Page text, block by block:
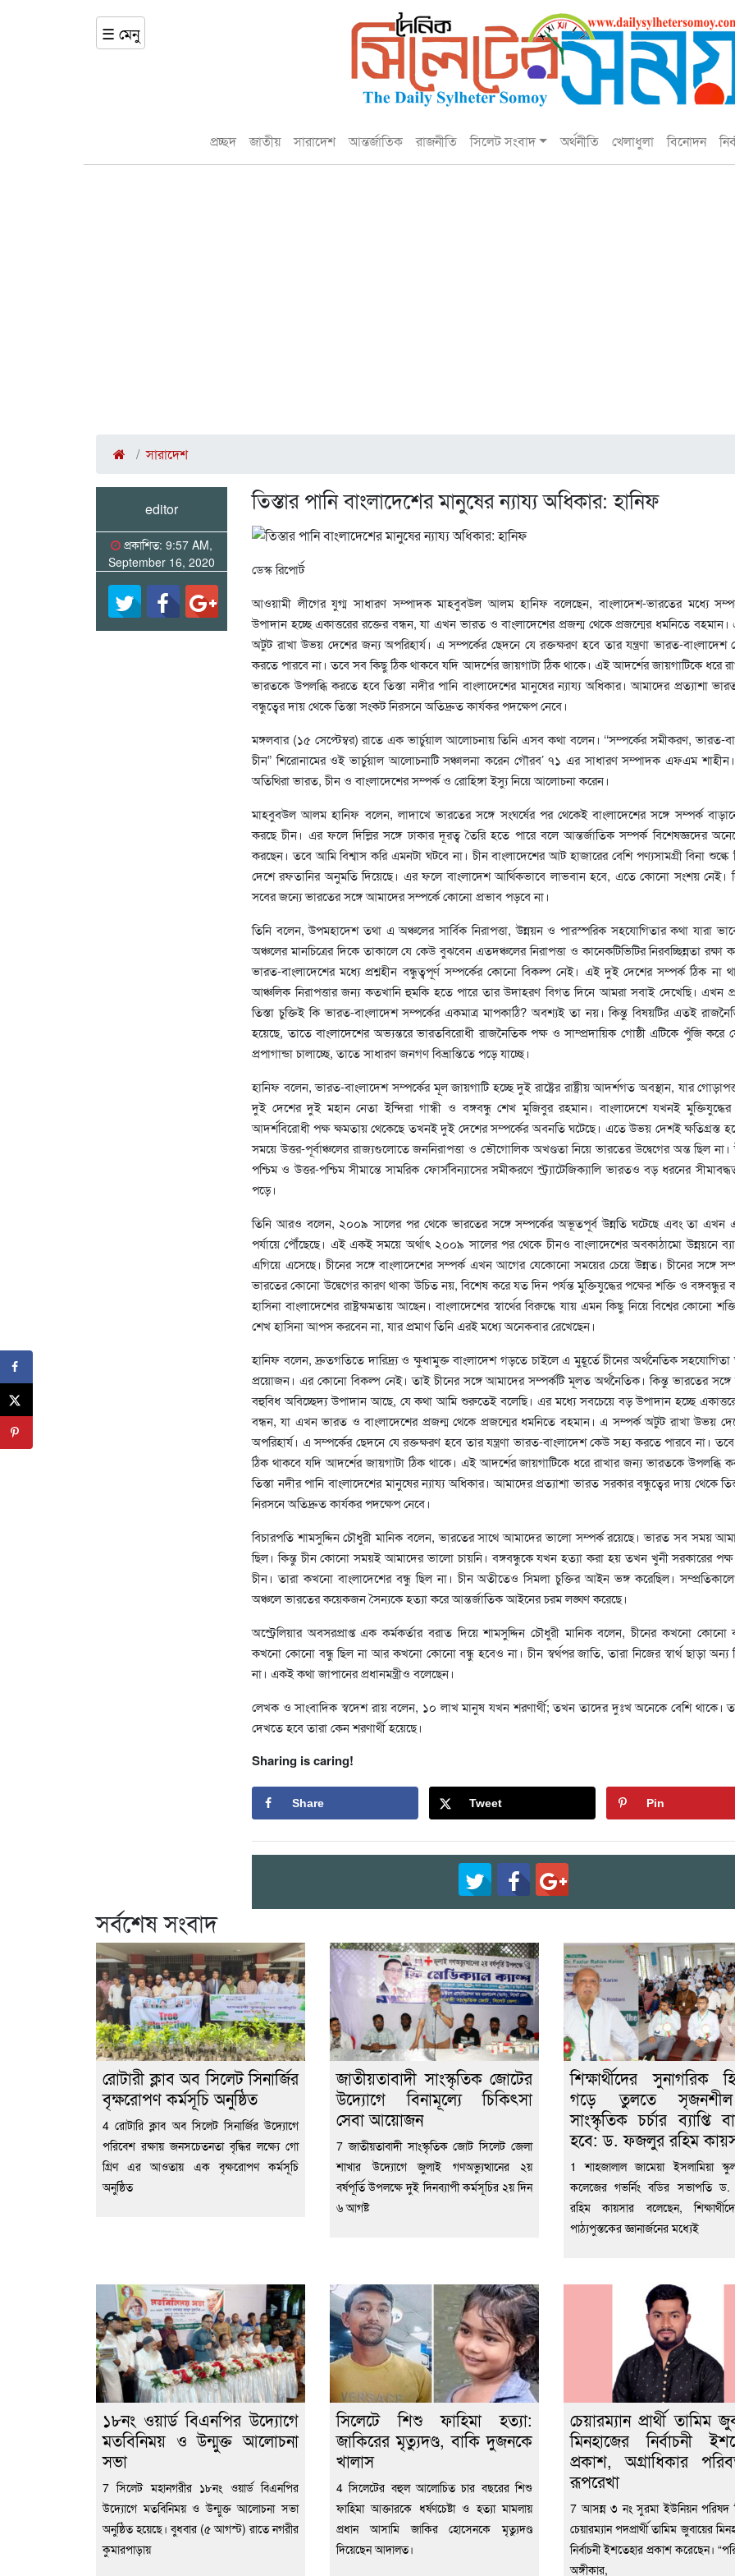
☰ মেনু
প্রচ্ছদ জাতীয় সারাদেশ আন্তর্জাতিক রাজনীতি সিলেট সংবাদ অর্থনীতি খেলাধুলা বিনোদন
সারাদেশ
editor
প্রকাশিত: 9:57 AM,
September 16, 2020
তিস্তার পানি বাংলাদেশের মানুষের ন্যায্য অধিকার: হানিফ
ডেস্ক রিপোর্ট
আওয়ামী লীগের যুগ্ম সাধারণ সম্পাদক মাহবুবউল আলম হানিফ বলেছেন, বাংলাদেশ-ভারতের মধ্যে
উপাদান হচ্ছে একাত্তরের রক্তের বন্ধন, যা এখন ভারত ও বাংলাদেশের প্রজন্ম থেকে প্রজন্মের ধমনিতে
অটুট রাখা উভয় দেশের জন্য অপরিহার্য। এ সম্পর্কের ছেদনে যে রক্তক্ষরণ হবে তার যন্ত্রণা ভারত-বাংলাদেশ
করতে পারবে না। তবে সব কিছু ঠিক থাকবে যদি আদর্শের জায়গাটা ঠিক থাকে। এই আদর্শের জায়গাটিকে ধরে
ভারতকে উপলব্ধি করতে হবে তিস্তা নদীর পানি বাংলাদেশের মানুষের ন্যায্য অধিকার। আমাদের প্রত্যাশা
বন্ধুত্বের দায় থেকে তিস্তা সংকট নিরসনে অতিদ্রুত কার্যকর পদক্ষেপ নেবে।
মঙ্গলবার (১৫ সেপ্টেম্বর) রাতে এক ভার্চুয়াল আলোচনায় তিনি এসব কথা বলেন। ‘‘সম্পর্কের সমীকরণ, ভারত-
চীন” শিরোনামের ওই ভার্চুয়াল আলোচনাটি সঞ্চালনা করেন গৌরব’ ৭১ এর সাধারণ সম্পাদক এফএম
অতিথিরা ভারত, চীন ও বাংলাদেশের সম্পর্ক ও রোহিঙ্গা ইস্যু নিয়ে আলোচনা করেন।
মাহবুবউল আলম হানিফ বলেন, লাদাখে ভারতের সঙ্গে সংঘর্ষের পর থেকেই বাংলাদেশের সঙ্গে সম্পর্ক
করছে চীন। এর ফলে দিল্লির সঙ্গে ঢাকার দূরত্ব তৈরি হতে পারে বলে আন্তর্জাতিক সম্পর্ক বিশেষজ্ঞদের
করছেন। তবে আমি বিশ্বাস করি এমনটা ঘটবে না। চীন বাংলাদেশের আট হাজারের বেশি পণ্যসামগ্রী বিনা শুল্কে
দেশে রফতানির অনুমতি দিয়েছে। এর ফলে বাংলাদেশ আর্থিকভাবে লাভবান হবে, এতে কোনো সংশয় নেই।
সবের জন্যে ভারতের সঙ্গে আমাদের সম্পর্কে কোনো প্রভাব পড়বে না।
তিনি বলেন, উপমহাদেশ তথা এ অঞ্চলের সার্বিক নিরাপত্তা, উন্নয়ন ও পারস্পরিক সহযোগিতার কথা যারা
অঞ্চলের মানচিত্রের দিকে তাকালে যে কেউ বুঝবেন এতদঞ্চলের নিরাপত্তা ও কানেকটিভিটির নিরবচ্ছিন্নতা রক্ষা
ভারত-বাংলাদেশের মধ্যে প্রশ্নহীন বন্ধুত্বপূর্ণ সম্পর্কের কোনো বিকল্প নেই। এই দুই দেশের সম্পর্ক ঠিক না
আঞ্চলিক নিরাপত্তার জন্য কতখানি হুমকি হতে পারে তার উদাহরণ বিগত দিনে আমরা সবাই দেখেছি। এখন
তিস্তা চুক্তিই কি ভারত-বাংলাদেশ সম্পর্কের একমাত্র মাপকাঠি? অবশ্যই তা নয়। কিন্তু বিষয়টির এতই
হয়েছে, তাতে বাংলাদেশের অভ্যন্তরে ভারতবিরোধী রাজনৈতিক পক্ষ ও সাম্প্রদায়িক গোষ্ঠী এটিকে পুঁজি করে
প্রপাগান্ডা চালাচ্ছে, তাতে সাধারণ জনগণ বিভ্রান্তিতে পড়ে যাচ্ছে।
হানিফ বলেন, ভারত-বাংলাদেশ সম্পর্কের মূল জায়গাটি হচ্ছে দুই রাষ্ট্রের রাষ্ট্রীয় আদর্শগত অবস্থান, যার
দুই দেশের দুই মহান নেতা ইন্দিরা গান্ধী ও বঙ্গবন্ধু শেখ মুজিবুর রহমান। বাংলাদেশে যখনই
আদর্শবিরোধী পক্ষ ক্ষমতায় থেকেছে তখনই দুই দেশের সম্পর্কের অবনতি ঘটেছে। এতে উভয় দেশই ক্ষতিগ্রস্ত
সময়ে উত্তর-পূর্বাঞ্চলের রাজ্যগুলোতে জননিরাপত্তা ও ভৌগোলিক অখণ্ডতা নিয়ে ভারতের উদ্বেগের অন্ত ছিল না।
পশ্চিম ও উত্তর-পশ্চিম সীমান্তে সামরিক ফোর্সবিন্যাসের সমীকরণে স্ট্র্যাটেজিক্যালি ভারতও বড় ধরনের
পড়ে।
তিনি আরও বলেন, ২০০৯ সালের পর থেকে ভারতের সঙ্গে সম্পর্কের অভূতপূর্ব উন্নতি ঘটেছে এবং তা এখন
পর্যায়ে পৌঁছেছে। এই একই সময়ে অর্থাৎ ২০০৯ সালের পর থেকে চীনও বাংলাদেশের অবকাঠামো উন্নয়নে
এগিয়ে এসেছে। চীনের সঙ্গে বাংলাদেশের সম্পর্ক এখন আগের যেকোনো সময়ের চেয়ে উন্নত। চীনের সঙ্গে
ভারতের কোনো উদ্বেগের কারণ থাকা উচিত নয়, বিশেষ করে যত দিন পর্যন্ত মুক্তিযুদ্ধের পক্ষের শক্তি ও বঙ্গবন্ধুর
হাসিনা বাংলাদেশের রাষ্ট্রক্ষমতায় আছেন। বাংলাদেশের স্বার্থের বিরুদ্ধে যায় এমন কিছু নিয়ে বিশ্বের কোনো
শেখ হাসিনা আপস করবেন না, যার প্রমাণ তিনি এরই মধ্যে অনেকবার রেখেছেন।
হানিফ বলেন, দ্রুতগতিতে দারিদ্র্য ও ক্ষুধামুক্ত বাংলাদেশ গড়তে চাইলে এ মুহূর্তে চীনের অর্থনৈতিক
প্রয়োজন। এর কোনো বিকল্প নেই। তাই চীনের সঙ্গে আমাদের সম্পর্কটি মূলত অর্থনৈতিক। কিন্তু ভারতের সঙ্গে
বহুবিধ অবিচ্ছেদ্য উপাদান আছে, যে কথা আমি শুরুতেই বলেছি। এর মধ্যে সবচেয়ে বড় উপাদান হচ্ছে
বন্ধন, যা এখন ভারত ও বাংলাদেশের প্রজন্ম থেকে প্রজন্মের ধমনিতে বহমান। এ সম্পর্ক অটুট রাখা উভয়
অপরিহার্য। এ সম্পর্কের ছেদনে যে রক্তক্ষরণ হবে তার যন্ত্রণা ভারত-বাংলাদেশ কেউ সহ্য করতে পারবে না।
ঠিক থাকবে যদি আদর্শের জায়গাটা ঠিক থাকে। এই আদর্শের জায়গাটিকে ধরে রাখার জন্য ভারতকে উপলব্ধি
তিস্তা নদীর পানি বাংলাদেশের মানুষের ন্যায্য অধিকার। আমাদের প্রত্যাশা ভারত সরকার বন্ধুত্বের দায় থেকে
নিরসনে অতিদ্রুত কার্যকর পদক্ষেপ নেবে।
বিচারপতি শামসুদ্দিন চৌধুরী মানিক বলেন, ভারতের সাথে আমাদের ভালো সম্পর্ক রয়েছে। ভারত সব সময়
ছিল। কিন্তু চীন কোনো সময়ই আমাদের ভালো চায়নি। বঙ্গবন্ধুকে যখন হত্যা করা হয় তখন খুনী সরকারের পক্ষ
চীন। তারা কখনো বাংলাদেশের বন্ধু ছিল না। চীন অতীতেও সিমলা চুক্তির আইন ভঙ্গ করেছিল।
অঞ্চলে ভারতের কয়েকজন সৈন্যকে হত্যা করে আন্তর্জাতিক আইনের চরম লঙ্ঘণ করেছে।
অস্ট্রেলিয়ার অবসরপ্রাপ্ত এক কর্মকর্তার বরাত দিয়ে শামসুদ্দিন চৌধুরী মানিক বলেন, চীনের কখনো কোনো
কখনো কোনো বন্ধু ছিল না আর কখনো কোনো বন্ধু হবেও না। চীন স্বর্থপর জাতি, তারা নিজের স্বার্থ ছাড়া অন্য
না। একই কথা জাপানের প্রধানমন্ত্রীও বলেছেন।
লেখক ও সাংবাদিক স্বদেশ রায় বলেন, ১০ লাখ মানুষ যখন শরণার্থী; তখন তাদের দুঃখ অনেকে বেশি থাকে।
দেখতে হবে তারা কেন শরণার্থী হয়েছে।
Sharing is caring!
Share Tweet Pin
সর্বশেষ সংবাদ
রোটারী ক্লাব অব সিলেট সিনার্জির
বৃক্ষরোপণ কর্মসূচি অনুষ্ঠিত
4 রোটারি ক্লাব অব সিলেট সিনার্জির উদ্যোগে
পরিবেশ রক্ষায় জনসচেতনতা বৃদ্ধির লক্ষ্যে গো
গ্রিণ এর আওতায় এক বৃক্ষরোপণ কর্মসূচি
অনুষ্ঠিত
জাতীয়তাবাদী সাংস্কৃতিক জোটের
উদ্যোগে বিনামূল্যে চিকিৎসা
সেবা আয়োজন
7 জাতীয়তাবাদী সাংস্কৃতিক জোট সিলেট জেলা
শাখার উদ্যোগে জুলাই গণঅভ্যুত্থানের ২য়
বর্ষপূর্তি উপলক্ষে দুই দিনব্যাপী কর্মসূচির ২য় দিন
৬ আগষ্ট
শিক্ষার্থীদের সুনাগরিক
গড়ে তুলতে
সাংস্কৃতিক চর্চার ব্যাপ্তি
হবে: ড. ফজলুর রহিম
1 শাহজালাল জামেয়া ইসলামিয়া
কলেজের গভর্নিং বডির সভাপতি
রহিম কায়সার বলেছেন,
পাঠ্যপুস্তকের জ্ঞানার্জনের মধ্যেই
১৮নং ওয়ার্ড বিএনপির উদ্যোগে
মতবিনিময় ও উন্মুক্ত আলোচনা
সভা
7 সিলেট মহানগরীর ১৮নং ওয়ার্ড বিএনপির
উদ্যোগে মতবিনিময় ও উন্মুক্ত আলোচনা সভা
অনুষ্ঠিত হয়েছে। বুধবার (৫ আগস্ট) রাতে নগরীর
কুমারপাড়ায়
সিলেটে শিশু ফাহিমা হত্যা:
জাকিরের মৃত্যুদণ্ড, বাকি দুজনকে
খালাস
4 সিলেটের বহুল আলোচিত চার বছরের শিশু
ফাহিমা আক্তারকে ধর্ষণচেষ্টা ও হত্যা মামলায়
প্রধান আসামি জাকির হোসেনকে মৃত্যুদণ্ড
দিয়েছেন আদালত।
চেয়ারম্যান প্রার্থী তামিম
মিনহাজের নির্বাচনী
প্রকাশ, অগ্রাধিকার
রূপরেখা
7 আসন্ন ৩ নং সুরমা ইউনিয়ন পরিষদ
চেয়ারম্যান পদপ্রার্থী তামিম জুবায়ের
নির্বাচনী ইশতেহার প্রকাশ করেছেন।
অঙ্গীকার,